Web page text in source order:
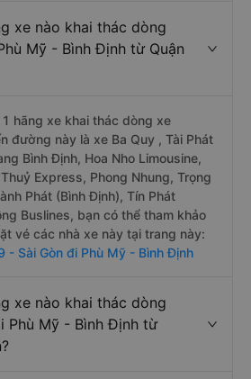
xe nào khai thác dòng
Mỹ - Bình Định từ Quận
hãng xe khai thác dòng xe
đường này là xe Ba Quy , Tài Phát
Bình Định, Hoa Nho Limousine,
Express, Phong Nhung, Trọng
Phát (Bình Định), Tín Phát
Buslines, bạn có thể tham khảo
vé các nhà xe này tại trang này:
- Sài Gòn đi Phù Mỹ - Bình Định
xe nào khai thác dòng
Phù Mỹ - Bình Định từ